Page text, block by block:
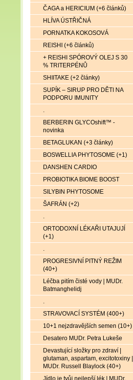
ČAGA a HERICIUM (+6 článků)
HLÍVA ÚSTŘIČNÁ
PORNATKA KOKOSOVÁ
REISHI (+6 článků)
+ REISHI SPÓROVÝ OLEJ S 30
% TRITERPÉNŮ
SHIITAKE (+2 články)
SUPÍK – SIRUP PRO DĚTI NA
PODPORU IMUNITY
.
BERBERIN GLYCOshift™ -
novinka
BETAGLUKAN (+3 články)
BOSWELLIA PHYTOSOME (+1)
DANSHEN CARDIO
PROBIOTIKA BIOME BOOST
SILYBIN PHYTOSOME
ŠAFRÁN (+2)
.
ORTODOXNÍ LÉKAŘI UTAJUJÍ
(+1)
.
PROGRESIVNÍ PITNÝ REŽIM
(40+)
Léčba pitím čisté vody | MUDr.
Batmanghelidj
.
STRAVOVACÍ SYSTÉM (400+)
10+1 nejzdravějších semen (10+)
Desatero MUDr. Petra Lukeše
Devastující složky pro zdraví |
glutaman, aspartam, excitotoxiny |
MUDr. Russell Blaylock (40+)
Jídlo je tvůj nejlepší lék | MUDr.